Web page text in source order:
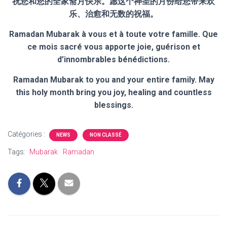
乐、治愈和无数的祝福。
Ramadan Mubarak à vous et à toute votre famille. Que
ce mois sacré vous apporte joie, guérison et
d’innombrables bénédictions.
Ramadan Mubarak to you and your entire family. May
this holy month bring you joy, healing and countless
blessings.
Catégories : NEWS NON CLASSÉ
Tags: Mubarak Ramadan